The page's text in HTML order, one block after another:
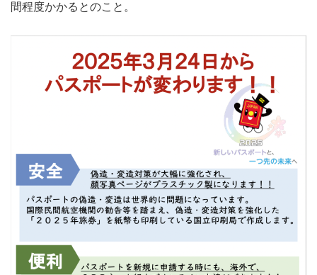
間程度かかるとのこと。